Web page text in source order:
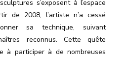
s’exposent à l’espace
de 2008, l’artiste n’a cessé
sa technique, suivant
reconnus. Cette quête
à participer à de nombreuses